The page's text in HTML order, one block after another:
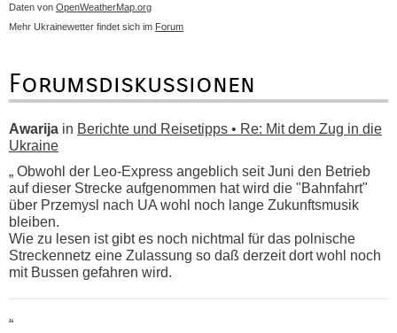
Daten von OpenWeatherMap.org
Mehr Ukrainewetter findet sich im Forum
Forumsdiskussionen
Awarija in Berichte und Reisetipps • Re: Mit dem Zug in die
Ukraine
„ Obwohl der Leo-Express angeblich seit Juni den Betrieb
auf dieser Strecke aufgenommen hat wird die "Bahnfahrt"
über Przemysl nach UA wohl noch lange Zukunftsmusik
bleiben.
Wie zu lesen ist gibt es noch nichtmal für das polnische
Streckennetz eine Zulassung so daß derzeit dort wohl noch
mit Bussen gefahren wird.
“